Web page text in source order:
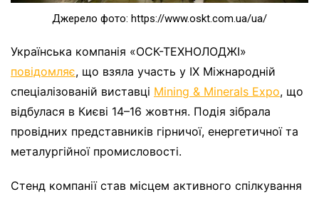
Джерело фото: https://www.oskt.com.ua/ua/
Українська компанія «ОСК-ТЕХНОЛОДЖІ»
повідомляє, що взяла участь у IX Міжнародній
спеціалізованій виставці Mining & Minerals Expo, що
відбулася в Києві 14–16 жовтня. Подія зібрала
провідних представників гірничої, енергетичної та
металургійної промисловості.
Стенд компанії став місцем активного спілкування